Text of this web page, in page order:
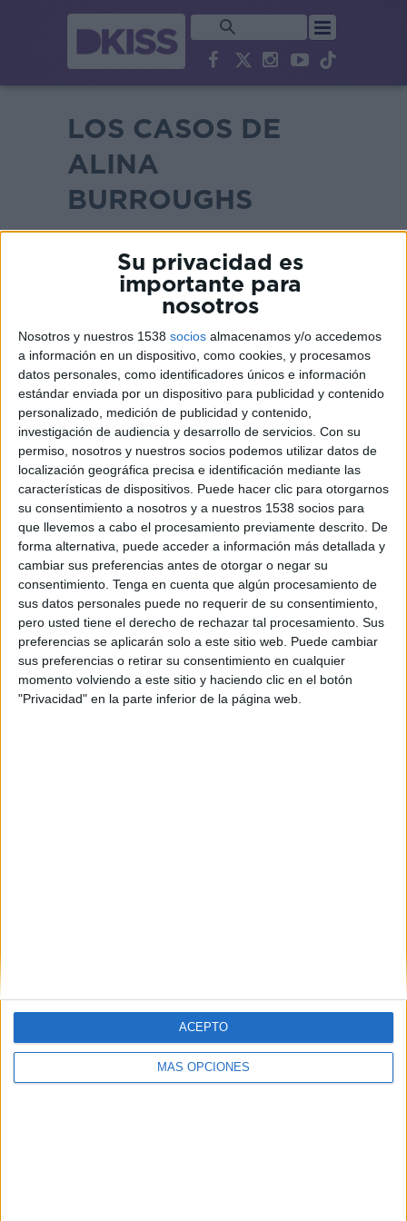
Su privacidad es
importante para
nosotros
Nosotros y nuestros 1538 socios almacenamos y/o accedemos
a información en un dispositivo, como cookies, y procesamos
datos personales, como identificadores únicos e información
estándar enviada por un dispositivo para publicidad y contenido
personalizado, medición de publicidad y contenido,
investigación de audiencia y desarrollo de servicios. Con su
permiso, nosotros y nuestros socios podemos utilizar datos de
localización geográfica precisa e identificación mediante las
características de dispositivos. Puede hacer clic para otorgarnos
su consentimiento a nosotros y a nuestros 1538 socios para
que llevemos a cabo el procesamiento previamente descrito. De
forma alternativa, puede acceder a información más detallada y
cambiar sus preferencias antes de otorgar o negar su
consentimiento. Tenga en cuenta que algún procesamiento de
sus datos personales puede no requerir de su consentimiento,
pero usted tiene el derecho de rechazar tal procesamiento. Sus
preferencias se aplicarán solo a este sitio web. Puede cambiar
sus preferencias o retirar su consentimiento en cualquier
momento volviendo a este sitio y haciendo clic en el botón
"Privacidad" en la parte inferior de la página web.
MÁS OPCIONES
ACEPTO
LOS CASOS DE
ALINA
BURROUGHS
SINOPSIS
Alina Burroughs ha trabajado
durante más de una década como
investigadora de los casos más
importantes y controvertidos del
C.S.I. Ahora, se dedica a revisar y
reexaminar complejos asesinatos
cometidos en los Estados Unidos,
con una atención extraordinaria
para el detalle, estudiando cada
pista, siguiendo cada cabo suelto y